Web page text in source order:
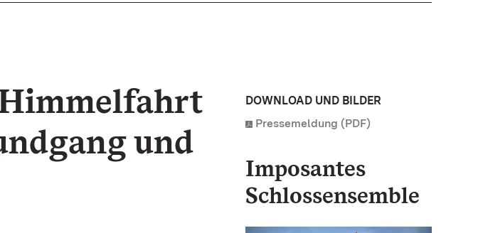
und
DOWNLOAD UND BILDER
Pressemeldung (PDF)
Imposantes
Schlossensemble